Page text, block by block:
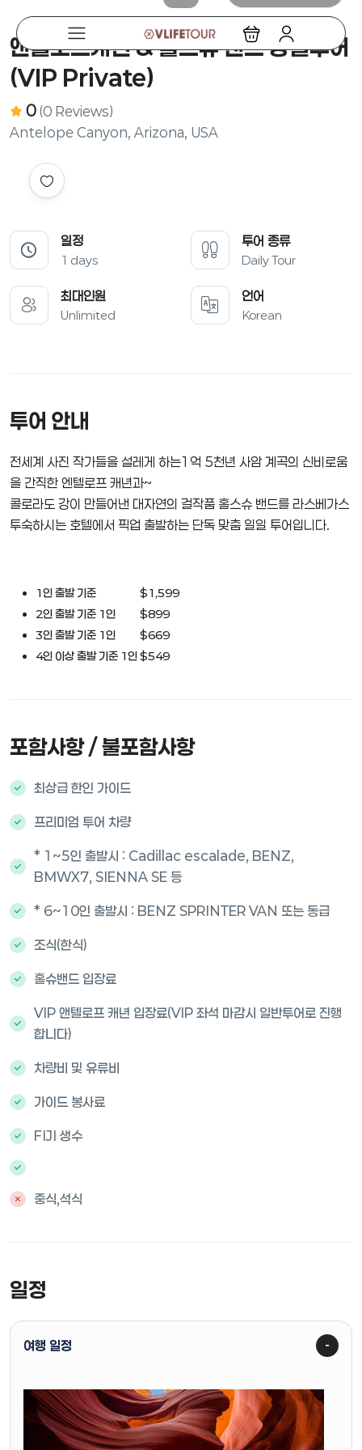
앤텔로프캐년 & 홀스슈 밴드 당일투어
(VIP Private)
0 (0 Reviews)
Antelope Canyon, Arizona, USA
일정
1 days
투어 종류
Daily Tour
최대인원
Unlimited
언어
Korean
투어 안내
전세계 사진 작가들을 설레게 하는1억 5천년 사암 계곡의 신비로움
을 간직한 엔텔로프 캐년과~
콜로라도 강이 만들어낸 대자연의 걸작품 홀스슈 밴드를 라스베가스
투숙하시는 호텔에서 픽업 출발하는 단독 맞춤 일일 투어입니다.
1인 출발 기준 $1,599
2인 출발 기준 1인 $899
3인 출발 기준 1인 $669
4인 이상 출발 기준 1인 $549
포함사항 / 불포함사항
최상급 한인 가이드
프리미엄 투어 차량
* 1~5인 출발시 : Cadillac escalade, BENZ,
BMWX7, SIENNA SE 등
* 6~10인 출발시 : BENZ SPRINTER VAN 또는 동급
조식(한식)
홀슈밴드 입장료
VIP 앤텔로프 캐년 입장료(VIP 좌석 마감시 일반투어로 진행
합니다)
차량비 및 유류비
가이드 봉사료
FIJI 생수
중식,석식
일정
여행 일정